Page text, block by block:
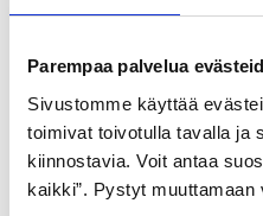
Parempaa palvelua
Sivustomme käyttää
toimivat toivotulla tavalla ja
kiinnostavia. Voit antaa
kaikki”. Pystyt muuttamaan
ULKORENGAS 47-559
MUSTA SR037
21,99€